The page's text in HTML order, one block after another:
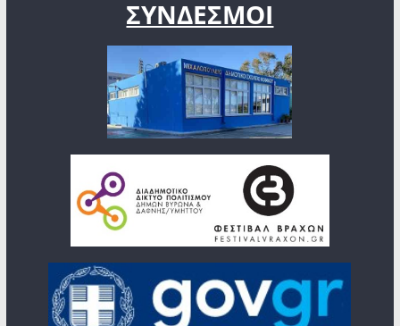
ΣΥΝΔΕΣΜΟΙ